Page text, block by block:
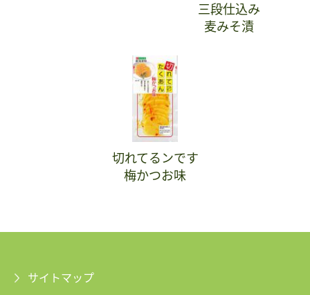
三段仕込み
麦みそ漬
切れてるンです
梅かつお味
サイトマップ